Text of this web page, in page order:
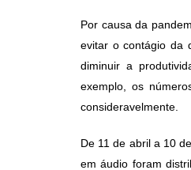
Por causa da
evitar o contágio da
diminuir a
exemplo, os
consideravelmente.
De 11 de abril a 10
em áudio foram